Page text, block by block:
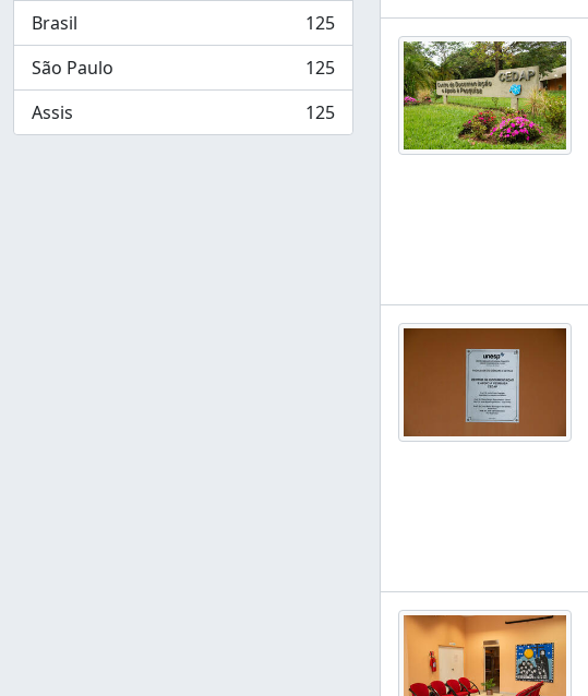
Brasil
, 125 resultados
125
São Paulo
, 125 resultados
125
Assis
, 125 resultados 125